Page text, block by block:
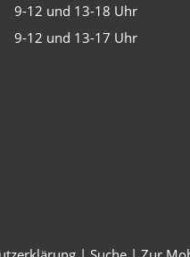
9-12 und 13-18 Uhr
9-12 und 13-17 Uhr